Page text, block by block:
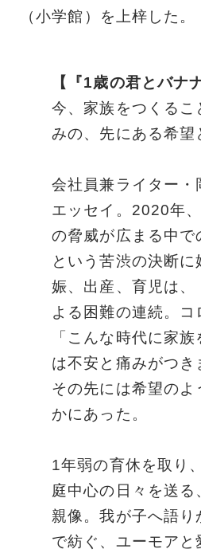
（小学館）を上梓した。
【『1歳の君とバナ
今、家族をつくるこ
みの、先にある希望
会社員兼ライター・
エッセイ。2020年
の脅威が広まる中で
という苦渋の決断
娠、出産、育児は、
よる困難の連続。コ
「こんな時代に家
は不安と痛みがつき
その先には希望のよ
かにあった。
1年弱の育休を取り
庭中心の日々を送
親像。我が子へ語
で紡ぐ、ユーモア